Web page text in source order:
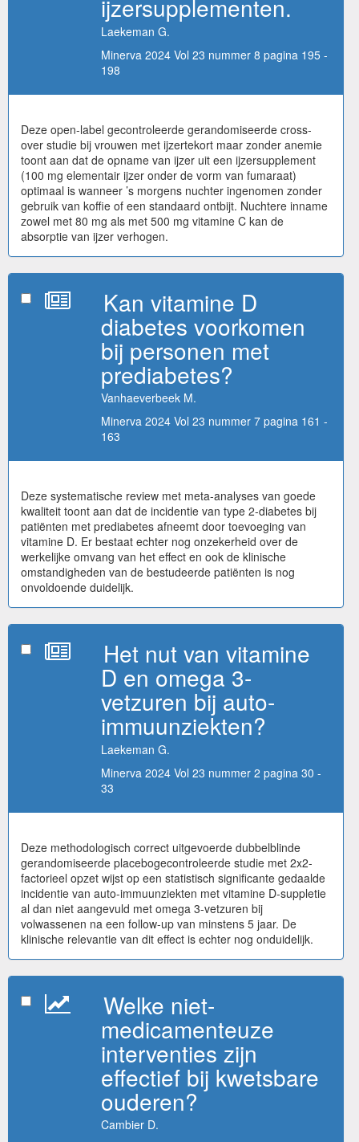
ijzersupplementen.
Laekeman G.
Minerva 2024 Vol 23 nummer 8 pagina 195 -
198
Deze open-label gecontroleerde gerandomiseerde cross-
over studie bij vrouwen met ijzertekort maar zonder anemie
toont aan dat de opname van ijzer uit een ijzersupplement
(100 mg elementair ijzer onder de vorm van fumaraat)
optimaal is wanneer ’s morgens nuchter ingenomen zonder
gebruik van koffie of een standaard ontbijt. Nuchtere inname
zowel met 80 mg als met 500 mg vitamine C kan de
absorptie van ijzer verhogen.
Kan vitamine D
diabetes voorkomen
bij personen met
prediabetes?
Vanhaeverbeek M.
Minerva 2024 Vol 23 nummer 7 pagina 161 -
163
Deze systematische review met meta-analyses van goede
kwaliteit toont aan dat de incidentie van type 2-diabetes bij
patiënten met prediabetes afneemt door toevoeging van
vitamine D. Er bestaat echter nog onzekerheid over de
werkelijke omvang van het effect en ook de klinische
omstandigheden van de bestudeerde patiënten is nog
onvoldoende duidelijk.
Het nut van vitamine
D en omega 3-
vetzuren bij auto-
immuunziekten?
Laekeman G.
Minerva 2024 Vol 23 nummer 2 pagina 30 -
33
Deze methodologisch correct uitgevoerde dubbelblinde
gerandomiseerde placebogecontroleerde studie met 2x2-
factorieel opzet wijst op een statistisch significante gedaalde
incidentie van auto-immuunziekten met vitamine D-suppletie
al dan niet aangevuld met omega 3-vetzuren bij
volwassenen na een follow-up van minstens 5 jaar. De
klinische relevantie van dit effect is echter nog onduidelijk.
Welke niet-
medicamenteuze
interventies zijn
effectief bij kwetsbare
ouderen?
Cambier D.